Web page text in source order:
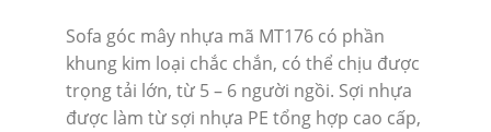
Sofa góc mây nhựa mã MT176 có phần
khung kim loại chắc chắn, có thể chịu được
trọng tải lớn, từ 5 – 6 người ngồi. Sợi nhựa
được làm từ sợi nhựa PE tổng hợp cao cấp,